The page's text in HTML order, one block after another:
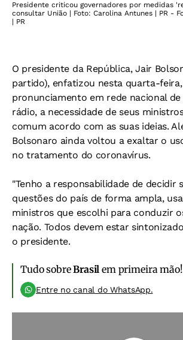
Presidente criticou governadores por medidas
consultar União | Foto: Carolina Antunes | PR -
| PR
O presidente da República, Jair
partido), enfatizou nesta quarta-
pronunciamento em rede nacional de
rádio, a necessidade de seus
comum acordo com as suas ideias.
Bolsonaro ainda voltou a exaltar o
no tratamento do coronavírus.
"Tenho a responsabilidade de decidir
questões do país de forma ampla,
ministros que escolhi para conduzir
nação. Todos devem estar
o presidente.
Tudo sobreBrasil em primeira mão!
Entre no canal do WhatsApp.